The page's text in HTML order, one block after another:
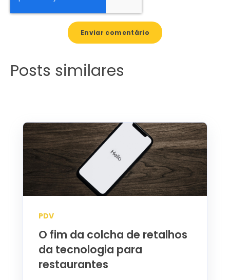
Posts similares
PDV
O fim da colcha de retalhos
da tecnologia para
restaurantes